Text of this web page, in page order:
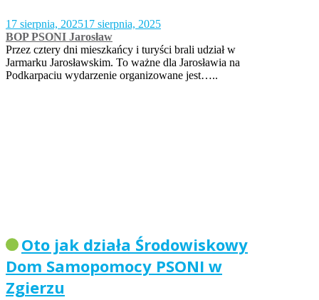
17 sierpnia, 202517 sierpnia, 2025
BOP PSONI Jarosław
Przez cztery dni mieszkańcy i turyści brali udział w
Jarmarku Jarosławskim. To ważne dla Jarosławia na
Podkarpaciu wydarzenie organizowane jest…..
Oto jak działa Środowiskowy
Dom Samopomocy PSONI w
Zgierzu